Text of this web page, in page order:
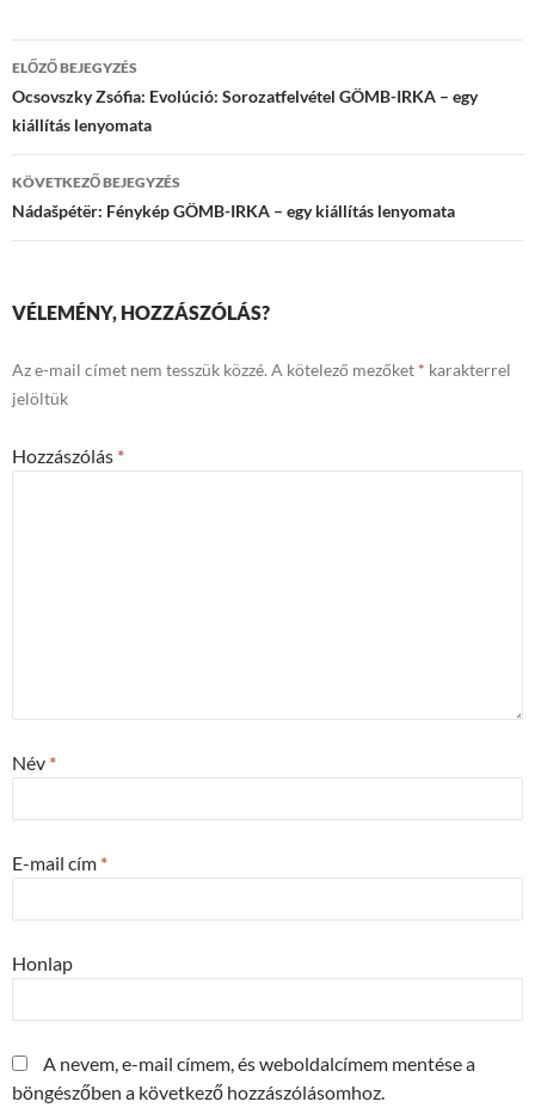
Bejegyzések
navigációja
ELŐZŐ BEJEGYZÉS
Ocsovszky Zsófia: Evolúció: Sorozatfelvétel GÖMB-IRKA – egy
kiállítás lenyomata
KÖVETKEZŐ BEJEGYZÉS
Nádašpétër: Fénykép GÖMB-IRKA – egy kiállítás lenyomata
VÉLEMÉNY, HOZZÁSZÓLÁS?
Az e-mail címet nem tesszük közzé. A kötelező mezőket * karakterrel
jelöltük
Hozzászólás *
Név *
E-mail cím *
Honlap
A nevem, e-mail címem, és weboldalcímem mentése a
böngészőben a következő hozzászólásomhoz.